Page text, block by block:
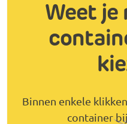
Weet je
Binnen enkele
container